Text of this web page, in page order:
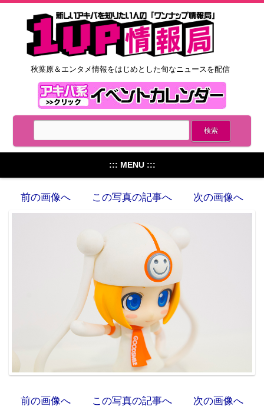
秋葉原＆エンタメ情報をはじめとした旬なニュースを配信
::: MENU :::
前の画像へ この写真の記事へ 次の画像へ
前の画像へ この写真の記事へ 次の画像へ